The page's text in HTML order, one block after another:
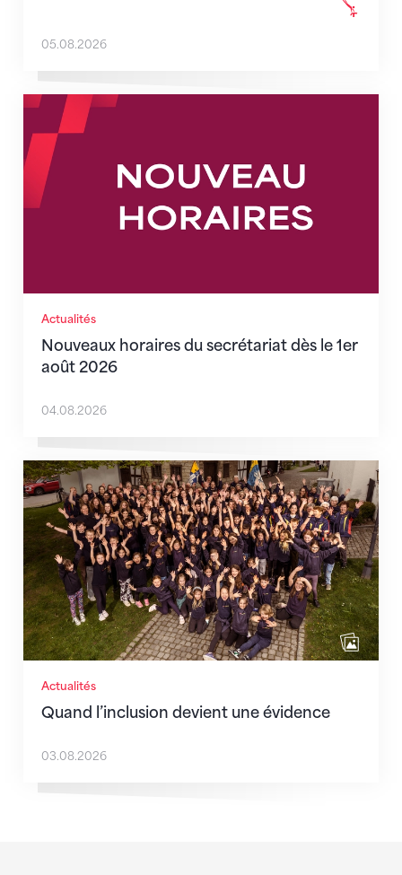
05.08.2026
Actualités
Nouveaux horaires du secrétariat dès le 1er
août 2026
Nouveaux horaires du secrétariat dès le 1er août
04.08.2026
Actualités
Quand l’inclusion devient une évidence
Quand l’inclusion devient une évidence
03.08.2026